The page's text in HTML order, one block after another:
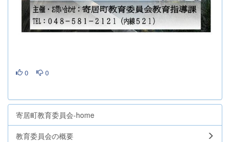
0 0
寄居町教育委員会-home
教育委員会の概要